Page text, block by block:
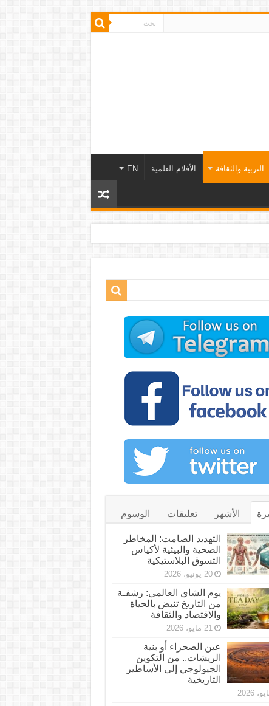
التربية والثقافة الأفلام العلمية EN
الأشهر تعليقات الوسوم
التهديد الصامت: المخاطر
الصحية والبيئية لأكياس
التسوق البلاستيكية
20 يونيو، 2026
يوم الشاي العالمي: رشفـة
من التاريخ تنبض بالحياة
والاقتصاد والثقافة
21 مايو، 2026
عين الصحراء أو بنية
الريشات.. من التكوين
الجيولوجي إلى الأساطير
التاريخية